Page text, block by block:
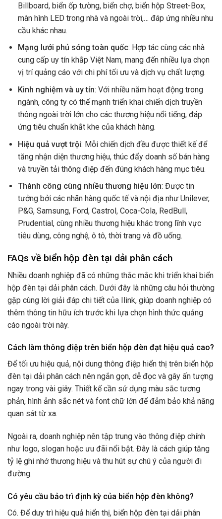
Billboard, biển ốp tường, biển chợ, biển hộp Street-Box,
màn hình LED trong nhà và ngoài trời,… đáp ứng nhiều nhu
cầu khác nhau.
Mạng lưới phủ sóng toàn quốc: Hợp tác cùng các nhà
cung cấp uy tín khắp Việt Nam, mang đến nhiều lựa chọn
vị trí quảng cáo với chi phí tối ưu và dịch vụ chất lượng.
Kinh nghiệm và uy tín: Với nhiều năm hoạt động trong
ngành, công ty có thế mạnh triển khai chiến dịch truyền
thông ngoài trời lớn cho các thương hiệu nổi tiếng, đáp
ứng tiêu chuẩn khắt khe của khách hàng.
Hiệu quả vượt trội: Mỗi chiến dịch đều được thiết kế để
tăng nhận diện thương hiệu, thúc đẩy doanh số bán hàng
và truyền tải thông điệp đến đúng khách hàng mục tiêu.
Thành công cùng nhiều thương hiệu lớn: Được tin
tưởng bởi các nhãn hàng quốc tế và nội địa như Unilever,
P&G, Samsung, Ford, Castrol, Coca-Cola, RedBull,
Prudential, cùng nhiều thương hiệu khác trong lĩnh vực
tiêu dùng, công nghệ, ô tô, thời trang và đồ uống.
FAQs về biển hộp đèn tại dải phân cách
Nhiều doanh nghiệp đã có những thắc mắc khi triển khai biển
hộp đèn tại dải phân cách. Dưới đây là những câu hỏi thường
gặp cùng lời giải đáp chi tiết của Ilink, giúp doanh nghiệp có
thêm thông tin hữu ích trước khi lựa chọn hình thức quảng
cáo ngoài trời này.
Cách làm thông điệp trên biển hộp đèn đạt hiệu quả cao?
Để tối ưu hiệu quả, nội dung thông điệp hiển thị trên biển hộp
đèn tại dải phân cách nên ngắn gọn, dễ đọc và gây ấn tượng
ngay trong vài giây. Thiết kế cần sử dụng màu sắc tương
phản, hình ảnh sắc nét và font chữ lớn để đảm bảo khả năng
quan sát từ xa.
Ngoài ra, doanh nghiệp nên tập trung vào thông điệp chính
như logo, slogan hoặc ưu đãi nổi bật. Đây là cách giúp tăng
tỷ lệ ghi nhớ thương hiệu và thu hút sự chú ý của người đi
đường.
Có yêu cầu bảo trì định kỳ của biển hộp đèn không?
Có. Để duy trì hiệu quả hiển thị, biển hộp đèn tại dải phân